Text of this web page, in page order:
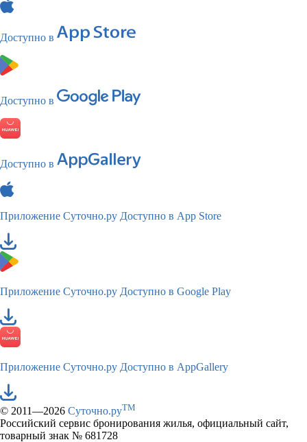
Доступно в
Доступно в
Доступно в
Приложение Суточно.ру Доступно в App Store
Приложение Суточно.ру Доступно в Google Play
Приложение Суточно.ру Доступно в AppGallery
© 2011—2026 Суточно.руTM
Российский сервис бронирования жилья, официальный сайт,
товарный знак № 681728